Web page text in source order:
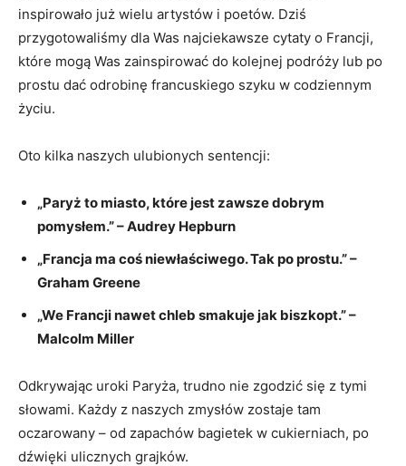
inspirowało już wielu artystów ​i poetów. Dziś
przygotowaliśmy dla Was najciekawsze‌ cytaty o⁤ Francji,
które mogą Was‍ zainspirować do kolejnej podróży lub po
prostu dać odrobinę francuskiego szyku ⁣w ‌codziennym
życiu.
Oto kilka‌ naszych ulubionych sentencji:
„Paryż to miasto, które jest zawsze dobrym
⁣pomysłem.” – Audrey Hepburn
„Francja ma coś niewłaściwego. Tak po prostu.” –
Graham Greene
„We Francji nawet chleb smakuje ⁢jak biszkopt.” –
Malcolm Miller
Odkrywając uroki ⁢Paryża, trudno nie zgodzić się z tymi
słowami.⁢ Każdy⁣ z naszych​ zmysłów zostaje tam
oczarowany – od zapachów bagietek w​ cukierniach, po
dźwięki ulicznych grajków.